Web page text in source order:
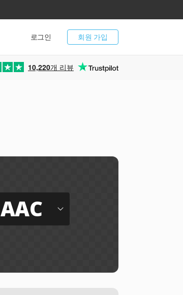
회원 가입
로그인
10,220개 리뷰
AAC